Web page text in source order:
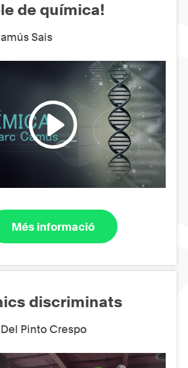
de química!
Sais
Més informació
discriminats
Pinto Crespo